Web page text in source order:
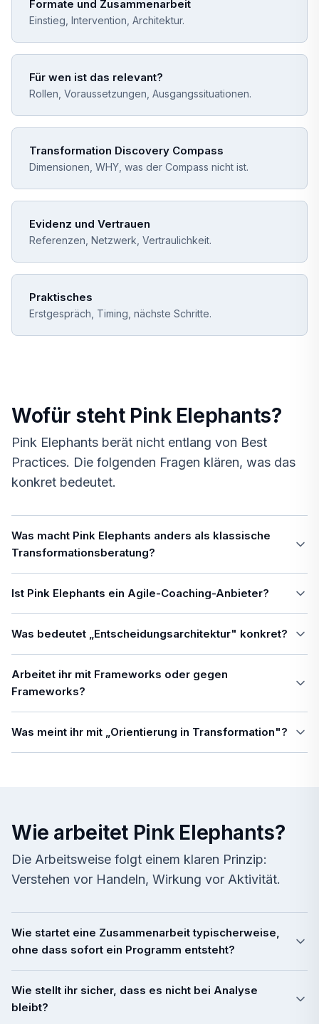
Formate und Zusammenarbeit
Einstieg, Intervention, Architektur.
Für wen ist das relevant?
Rollen, Voraussetzungen, Ausgangssituationen.
Transformation Discovery Compass
Dimensionen, WHY, was der Compass nicht ist.
Evidenz und Vertrauen
Referenzen, Netzwerk, Vertraulichkeit.
Praktisches
Erstgespräch, Timing, nächste Schritte.
Wofür steht Pink Elephants?
Pink Elephants berät nicht entlang von Best
Practices. Die folgenden Fragen klären, was das
konkret bedeutet.
Was macht Pink Elephants anders als klassische
Transformationsberatung?
Ist Pink Elephants ein Agile-Coaching-Anbieter?
Was bedeutet „Entscheidungsarchitektur" konkret?
Arbeitet ihr mit Frameworks oder gegen
Frameworks?
Was meint ihr mit „Orientierung in Transformation"?
Wie arbeitet Pink Elephants?
Die Arbeitsweise folgt einem klaren Prinzip:
Verstehen vor Handeln, Wirkung vor Aktivität.
Wie startet eine Zusammenarbeit typischerweise,
ohne dass sofort ein Programm entsteht?
Wie stellt ihr sicher, dass es nicht bei Analyse
bleibt?